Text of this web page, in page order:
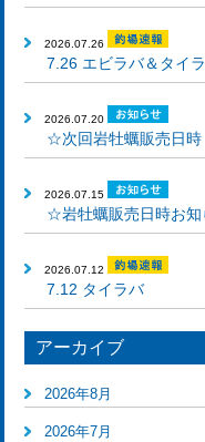
2026.07.26
7.26 エビラバ＆タイ
2026.07.20
☆次回岩牡蠣販売日時
2026.07.15
☆岩牡蠣販売日時お知
2026.07.12
7.12 タイラバ
アーカイブ
2026年8月
2026年7月